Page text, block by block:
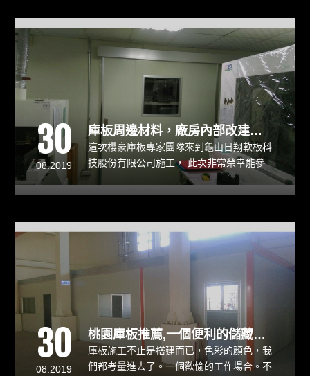
於工程師必須掌握每個廠商進場時間、施工
進度的安排及協調，以利施工順利。
30
08.2019
庫板周邊材料，廠房內部改建隔間計畫
這次櫻豪庫板專家團隊來到龜山日翔軟板科
技股份有限公司施工， 此次非常榮幸能參
與龜山廠內部改建隔間計畫，此案場的困難
點是要在有限的空間上有效率的執行任務，
能滿足客戶需求又不被影響的情況下完成庫
板工作 。
30
08.2019
桃園庫板推薦,一個便利的儲藏室規劃
庫板施工不止是搭建而已，色彩的顏色，我
們都考量進去了。一個歡愉的工作場合。不